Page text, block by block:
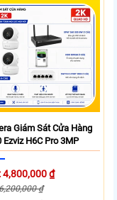
Giám Sát Cửa Hàng
Ezviz H6C Pro 3MP
4,800,000 ₫
₫